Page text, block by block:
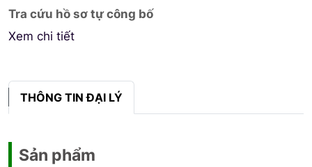
Tra cứu hồ sơ tự công bố
Xem chi tiết
THÔNG TIN ĐẠI LÝ
Sản phẩm